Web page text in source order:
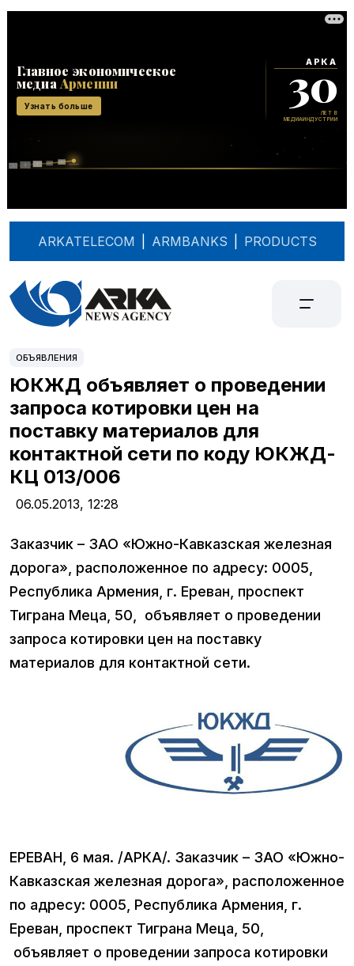
ARKATELECOM ARMBANKS PRODUCTS
ОБЪЯВЛЕНИЯ
ЮКЖД объявляет о проведении
запроса котировки цен на
поставку материалов для
контактной сети по коду ЮКЖД-
КЦ 013/006
06.05.2013, 12:28
Заказчик – ЗАО «Южно-Кавказская железная
дорога», расположенное по адресу: 0005,
Республика Армения, г. Ереван, проспект
Тиграна Меца, 50, объявляет о проведении
запроса котировки цен на поставку
материалов для контактной сети.
ЕРЕВАН, 6 мая. /АРКА/. Заказчик – ЗАО «Южно-
Кавказская железная дорога», расположенное
по адресу: 0005, Республика Армения, г.
Ереван, проспект Тиграна Меца, 50,
объявляет о проведении запроса котировки